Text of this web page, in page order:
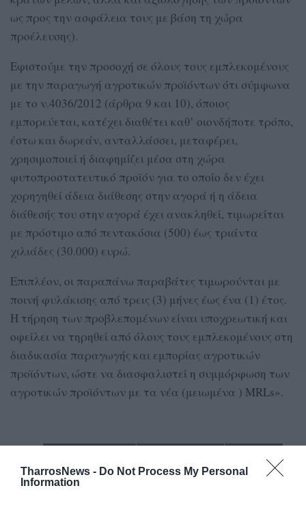
TharrosNews - Do Not Process My Personal
Information
ως προς την ασφάλεια τους με βάση τη χώρα
προέλευσης).
Εφιστούμε την προσοχή σε όλους τους εμπλεκομένους
με την παραγωγή αγροτικών προϊόντων ότι σύμφωνα
με το ν.4036/2012 (άρθρα 9 και 10), όποιος
εμπορεύεται, κατέχει διαθέτει καθ’ οιονδήποτε τρόπο,
έστω και δωρεάν, ανταλλάσσει, μεταφέρει,
χρησιμοποιεί ή διαφημίζει μέσα στη χώρα
φυτοπροστατευτικό προϊόν για το οποίο δεν έχει
χορηγηθεί άδεια διάθεσης στην αγορά ή η άδεια
διάθεσής του στην αγορά έχει ανακληθεί, τιμωρείται
με πρόστιμο από πεντακόσια (500) έως τριάντα
χιλιάδες (30.000) ευρώ.
Επιπλέον, οι παραπάνω παραβάτες τιμωρούνται με
ποινή φυλάκισης από τρεις (3) μήνες έως ένα (1) έτος.
Η τήρηση των προβλεπομένων είναι υποχρεωτική και
οφείλει να τηρηθεί από όλους τους εμπλεκομένους στη
διαδικασία παραγωγής και εμπορίας αγροτικών
προϊόντων, ώστε να διασφαλιστεί η συμμόρφωση των
αγροτικών προϊόντων με τα νέα (μειωμένα ) MRLs».